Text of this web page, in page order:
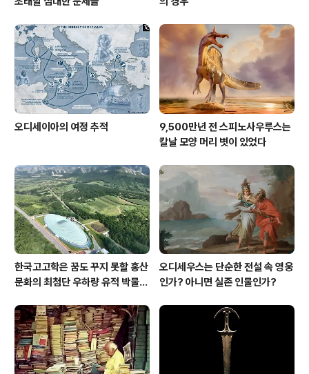
오디세이아의 여정 추적
9,500만년 전 스피노사우루스는
칼날 모양 머리 볏이 있었다
한국고고학은 꿈도 꾸지 못할 홍산
문화의 최첨단 우하량 유적 박물관
오디세우스는 단순한 전설 속 영웅
인가? 아니면 실존 인물인가?